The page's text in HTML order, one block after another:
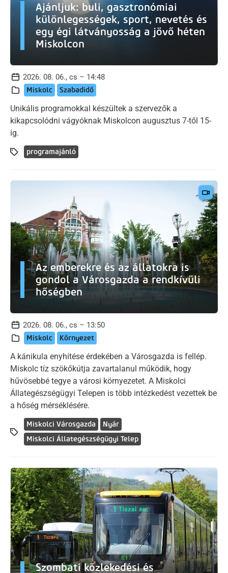
Ajánljuk: buli, gasztronómiai
különlegességek, sport, nevetés és
egy égi látványosság a jövő héten
Miskolcon
2026. 08. 06., cs – 14:48
Miskolc Szabadidő
Unikális programokkal készültek a szervezők a
kikapcsolódni vágyóknak Miskolcon augusztus 7-től 15-
ig.
programajánló
Az emberekre és az állatokra is
gondol a Városgazda a rendkívüli
hőségben
2026. 08. 06., cs – 13:50
Miskolc Környezet
A kánikula enyhítése érdekében a Városgazda is fellép.
Miskolc tíz szökőkútja zavartalanul működik, hogy
hűvösebbé tegye a városi környezetet. A Miskolci
Állategészségügyi Telepen is több intézkedést vezettek be
a hőség mérséklésére.
Miskolci Városgazda
Nyár
Miskolci Állategészségügyi Telep
Szombati közlekedési és